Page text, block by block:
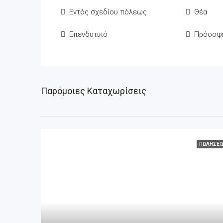
Εντός σχεδίου πόλεως
Επενδυτικό
Θέα
Παρόμοιες Καταχωρίσεις